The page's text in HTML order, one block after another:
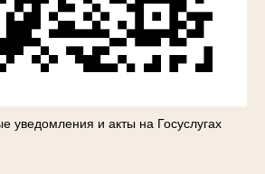
уведомления и акты на Госуслугах